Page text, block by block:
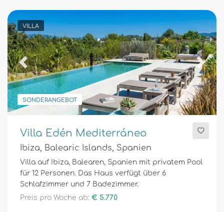
Entfernungen
Komfort
Dienste
VILLA
SONDERANGEBOT
Previous Next
Villa Edén Mediterráneo
Ibiza, Balearic Islands, Spanien
Villa auf Ibiza, Balearen, Spanien mit privatem Pool
für 12 Personen. Das Haus verfügt über 6
Schlafzimmer und 7 Badezimmer.
Preis pro Woche ab: € 5.770